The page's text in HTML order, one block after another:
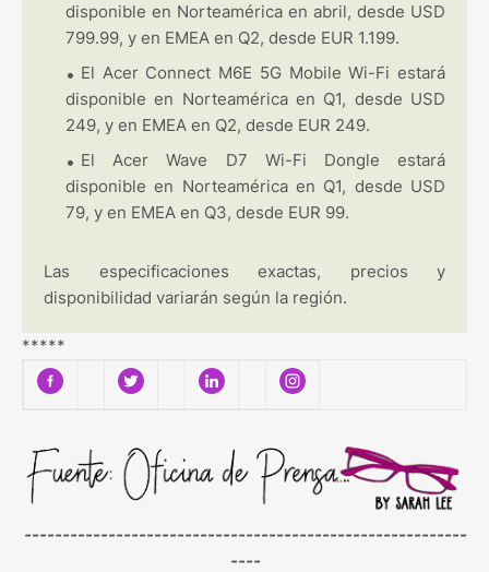
disponible en Norteamérica en abril, desde USD
799.99, y en EMEA en Q2, desde EUR 1.199.
El Acer Connect M6E 5G Mobile Wi-Fi estará
disponible en Norteamérica en Q1, desde USD
249, y en EMEA en Q2, desde EUR 249.
El Acer Wave D7 Wi-Fi Dongle estará
disponible en Norteamérica en Q1, desde USD
79, y en EMEA en Q3, desde EUR 99.
Las especificaciones exactas, precios y
disponibilidad variarán según la región.
*****
----------------------------------------------------------
----